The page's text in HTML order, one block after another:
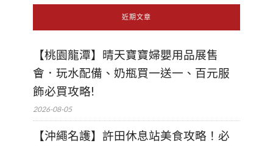
近期文章
【桃園龍潭】晴天寶寶婦嬰用品展售
會．玩水配備、奶瓶買一送一、百元服
飾必買攻略!
2026-08-05
【沖繩名護】許田休息站美食攻略！必